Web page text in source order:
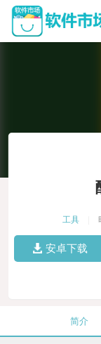
工具
安卓下载
简介